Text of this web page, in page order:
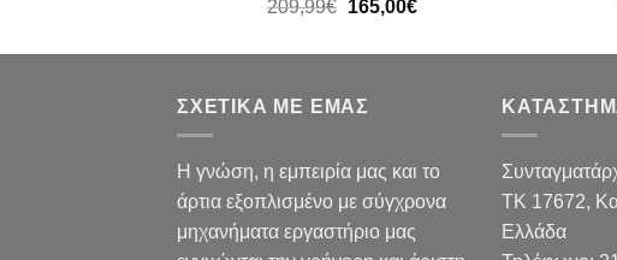
159,00€.
209,99€ Original
was:
165,00€Η
τιμή
ΣΧΕΤΙΚΑ ΜΕ ΕΜΑΣ
Η γνώση, η εμπειρία μας και το
άρτια εξοπλισμένο με σύγχρονα
μηχανήματα εργαστήριο μας
TK 17672,
Ελλάδα